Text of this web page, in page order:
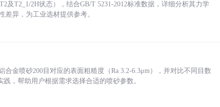
及T2_1/2H状态），结合GB/T 5231-2012标准数据，详细分析其力学
异，为工业选材提供参考。
金喷砂200目对应的表面粗糙度（Ra 3.2-6.3μm），并对比不同目数
，帮助用户根据需求选择合适的喷砂参数。